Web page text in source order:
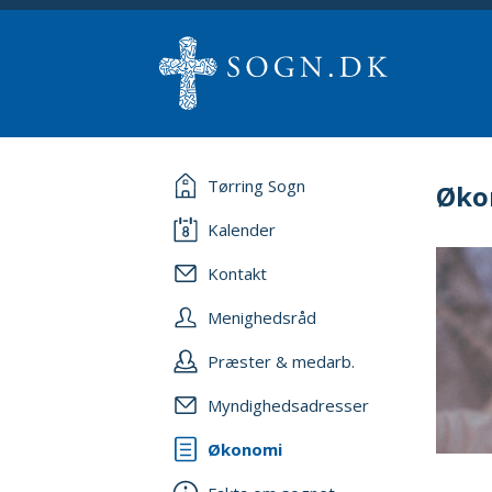
Tørring Sogn
Kalender
Kontakt
Menighedsråd
Præster & medarb.
Myndighedsadresser
Økonomi